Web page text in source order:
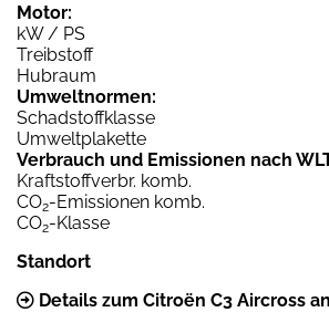
Motor:
kW / PS
Treibstoff
Hubraum
Umweltnormen:
Schadstoffklasse
Umweltplakette
Verbrauch und Emissionen nach
Kraftstoffverbr. komb.
CO2-Emissionen komb.
CO2-Klasse
Standort
Details zum Citroën C3 Aircross